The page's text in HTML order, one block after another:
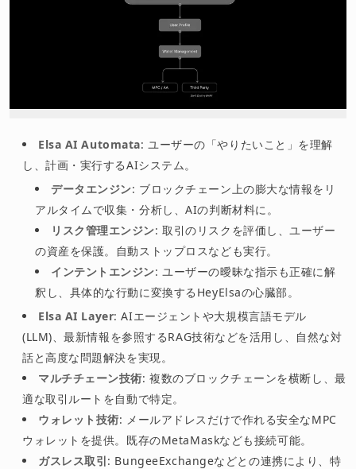
Elsa AI Automata: ユーザーの「やりたいこと」を理解
し、計画・実行するAIシステム。
データエンジン: ブロックチェーン上の膨大な情報をリ
アルタイムで収集・分析し、AIの判断材料に。
リスク管理エンジン: 取引のリスクを評価し、ユーザー
の資産を保護。自動ストップロスなども実行。
インテントエンジン: ユーザーの曖昧な指示も正確に解
釈し、具体的な行動に変換するHeyElsaの心臓部。
Elsa AI Layer: AIエージェントや大規模言語モデル
(LLM)、最新情報を参照するRAG技術などを活用し、自然な対
話と高度な問題解決を実現。
マルチチェーン技術: 複数のブロックチェーンを横断し、最
適な取引ルートを自動で特定。
ウォレット技術: メールアドレスだけで作れる安全なMPC
ウォレットを提供。既存のMetaMaskなども接続可能。
ガスレス取引: BungeeExchangeなどとの連携により、特